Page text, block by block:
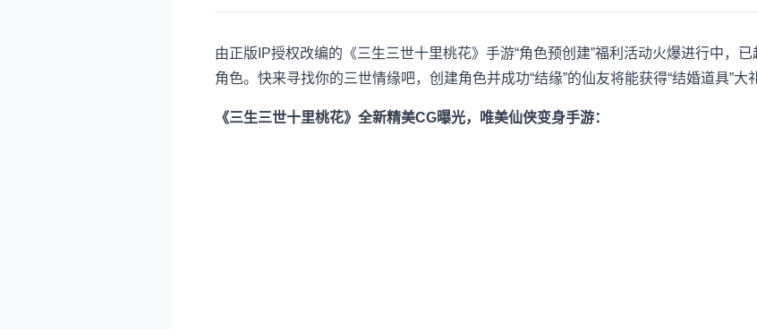
由正版IP授权改编的《三生三世十里桃花》手游“角色预创建”福利活动火爆进行中，
角色。快来寻找你的三世情缘吧，创建角色并成功“结缘”的仙友将能获得“结婚道具”大
《三生三世十里桃花》全新精美CG曝光，唯美仙侠变身手游：